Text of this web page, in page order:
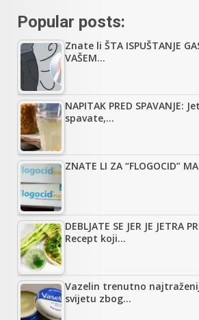
Popular posts:
Znate li ŠTA ISPUŠTANJE
VAŠEM…
NAPITAK PRED SPAVANJE:
spavate,…
ZNATE LI ZA “FLOGOCID”
DEBLJATE SE JER JE JETRA
Recept koji…
Vazelin trenutno
svijetu zbog…